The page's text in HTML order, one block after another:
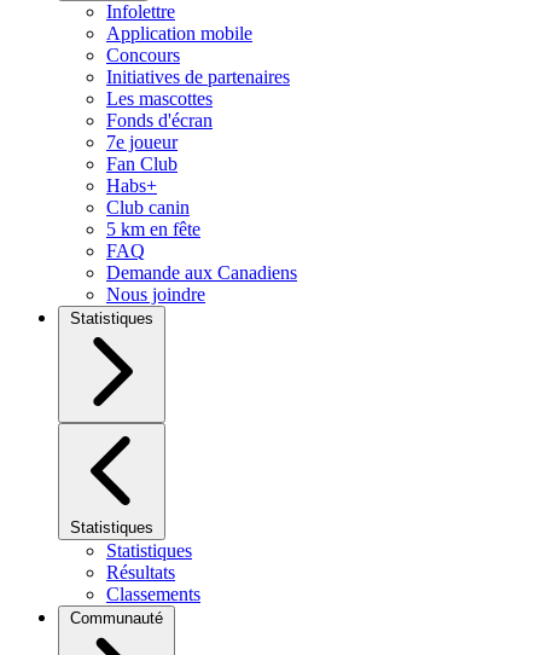
Infolettre
Application mobile
Concours
Initiatives de partenaires
Les mascottes
Fonds d'écran
7e joueur
Fan Club
Habs+
Club canin
5 km en fête
FAQ
Demande aux Canadiens
Nous joindre
Statistiques
Statistiques
Statistiques
Résultats
Classements
Communauté